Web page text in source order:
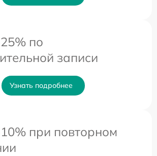
по
записи
Узнать подробнее
при повторном